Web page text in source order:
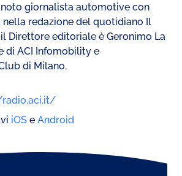
giornalista automotive con
nella redazione del quotidiano Il
Direttore editoriale è Geronimo La
di ACI Infomobility e
di Milano.
iOS e Android